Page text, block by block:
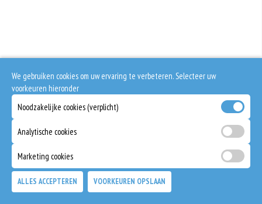
We gebruiken cookies om uw ervaring te verbeteren. Selecteer uw
voorkeuren hieronder
Noodzakelijke cookies (verplicht)
Analytische cookies
Marketing cookies
ALLES ACCEPTEREN VOORKEUREN OPSLAAN